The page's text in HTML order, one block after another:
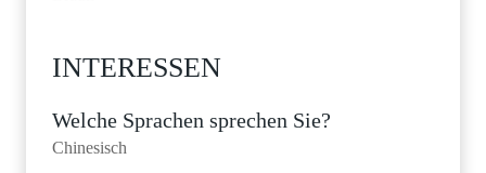
INTERESSEN
Welche Sprachen sprechen Sie?
Chinesisch